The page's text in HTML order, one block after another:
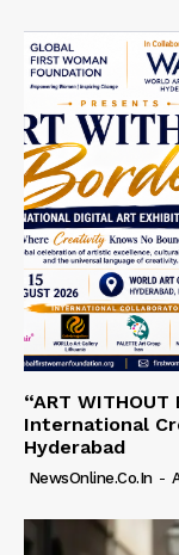
“ART
International
Hyderabad
NewsOnline.co.in -